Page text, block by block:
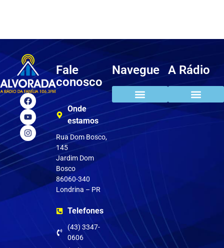
Fale
conosco
Onde
estamos
Rua Dom Bosco,
145
Jardim Dom
Bosco
86060-340
Londrina – PR
Telefones
(43) 3347-
0606
Navegue A Rádio